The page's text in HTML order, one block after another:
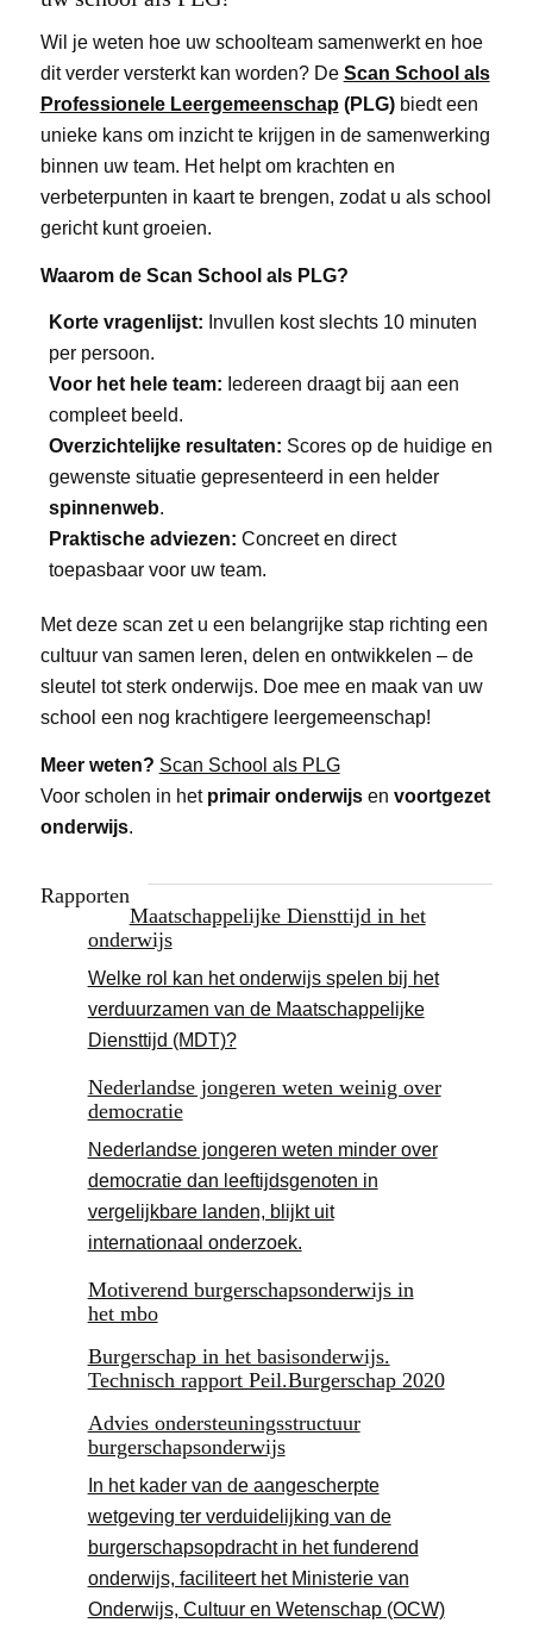
Wil je weten hoe uw schoolteam samenwerkt en hoe
dit verder versterkt kan worden? De Scan School als
Professionele Leergemeenschap (PLG)biedt een
unieke kans om inzicht te krijgen in de samenwerking
binnen uw team. Het helpt om krachten en
verbeterpunten in kaart te brengen, zodat u als school
gericht kunt groeien.
Waarom de Scan School als PLG?
Korte vragenlijst: Invullen kost slechts 10 minuten
per persoon.
Voor het hele team: Iedereen draagt bij aan een
compleet beeld.
Overzichtelijke resultaten: Scores op de huidige en
gewenste situatie gepresenteerd in een helder
spinnenweb.
Praktische adviezen: Concreet en direct
toepasbaar voor uw team.
Met deze scan zet u een belangrijke stap richting een
cultuur van samen leren, delen en ontwikkelen – de
sleutel tot sterk onderwijs. Doe mee en maak van uw
school een nog krachtigere leergemeenschap!
Meer weten? Scan School als PLG
Voor scholen in het primair onderwijsen voortgezet
onderwijs.
Rapporten
Maatschappelijke Diensttijd in het
onderwijs
Welke rol kan het onderwijs spelen bij het
verduurzamen van de Maatschappelijke
Diensttijd (MDT)?
Nederlandse jongeren weten weinig over
democratie
Nederlandse jongeren weten minder over
democratie dan leeftijdsgenoten in
vergelijkbare landen, blijkt uit
internationaal onderzoek.
Motiverend burgerschapsonderwijs in
het mbo
Burgerschap in het basisonderwijs.
Technisch rapport Peil.Burgerschap 2020
Advies ondersteuningsstructuur
burgerschapsonderwijs
In het kader van de aangescherpte
wetgeving ter verduidelijking van de
burgerschapsopdracht in het funderend
onderwijs, faciliteert het Ministerie van
Onderwijs, Cultuur en Wetenschap (OCW)